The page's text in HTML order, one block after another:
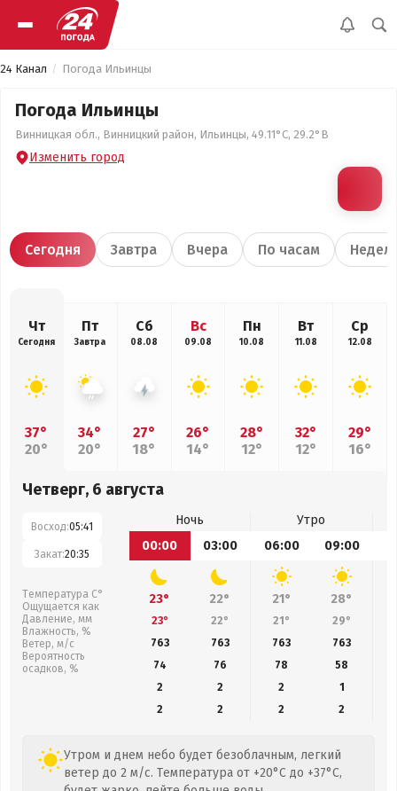
24 Канал Погода Ильинцы
Погода Ильинцы
Винницкая обл., Винницкий район, Ильинцы, 49.11°С, 29.2°В
Изменить город
Сегодня Завтра Вчера По часам
Чт
Сегодня
37°
20°
Пт
Завтра
34°
20°
Сб
08.08
27°
18°
Вс
09.08
26°
14°
Пн
10.08
28°
12°
Вт
11.08
32°
12°
Ср
12.08
29°
16°
Четверг, 6 августа
Восход:05:41
Закат:20:35
Температура С°
Ощущается как
Давление, мм
Влажность, %
Ветер, м/с
Вероятность
осадков, %
Ночь
Утро
00:00
03:00 06:00 09:00
23° 22° 21° 28°
23° 22° 21° 29°
763
763 763 763
74
76 78
58
2
2 2
1
2
2 2 2
Утром и днем небо будет безоблачным, легкий
ветер до 2 м/с. Температура от +20°C до +37°C,